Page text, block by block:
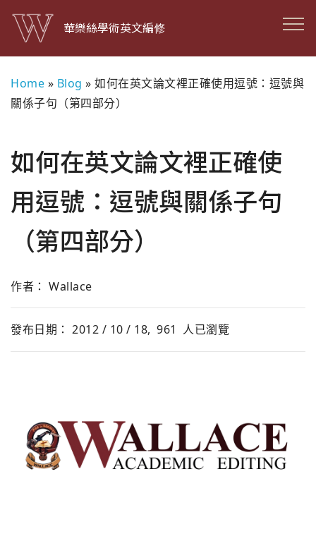
華樂絲學術英文編修
Home » Blog » 如何在英文論文裡正確使用逗號：逗號與
關係子句（第四部分）
如何在英文論文裡正確使
用逗號：逗號與關係子句
（第四部分）
作者： Wallace
發布日期： 2012 / 10 / 18, 961 人已瀏覽